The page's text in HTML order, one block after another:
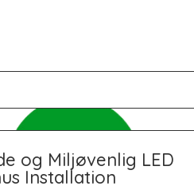
og Miljøvenlig LED
Installation